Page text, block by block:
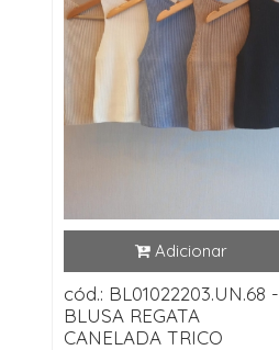
cód.: BL01022203.UN.68 -
BLUSA REGATA
CANELADA TRICO